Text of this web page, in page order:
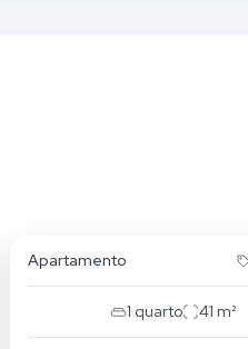
Apartamento
1 quarto 41 m²